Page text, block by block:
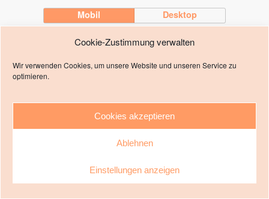
Cookie-Zustimmung verwalten
Wir verwenden Cookies, um unsere Website und unseren Service zu
optimieren.
Cookies akzeptieren
Ablehnen
Einstellungen anzeigen
Mobil Desktop
Impressum